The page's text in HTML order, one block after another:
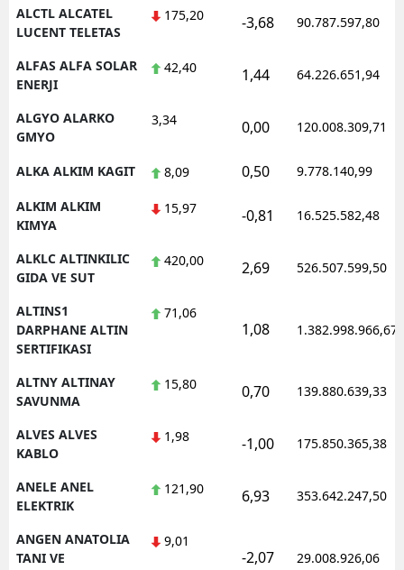
ALCTL ALCATEL
LUCENT TELETAS
175,20 -3,68 90.787.597,80
ALFAS ALFA SOLAR
ENERJI
42,40 1,44 64.226.651,94
ALGYO ALARKO
GMYO
3,34 0,00 120.008.309,71
ALKA ALKIM KAGIT 8,09 0,50 9.778.140,99
ALKIM ALKIM
KIMYA
15,97 -0,81 16.525.582,48
ALKLC ALTINKILIC
GIDA VE SUT
420,00 2,69 526.507.599,50
ALTINS1
DARPHANE ALTIN
SERTIFIKASI
71,06
1,08 1.382.998.966,67
ALTNY ALTINAY
SAVUNMA
15,80 0,70 139.880.639,33
ALVES ALVES
KABLO
1,98 -1,00 175.850.365,38
ANELE ANEL
ELEKTRIK
121,90 6,93 353.642.247,50
ANGEN ANATOLIA
TANI VE
9,01
-2,07 29.008.926,06